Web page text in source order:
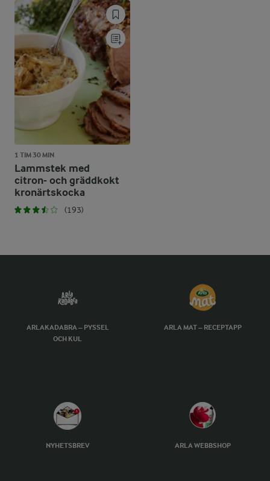
1 TIM 30 MIN
Lammstek med
citron- och gräddkokt
kronärtskocka
(193)
ARLAKADABRA – PYSSEL
OCH KUL
ARLA MAT – RECEPTAPP
NYHETSBREV ARLA WEBBSHOP